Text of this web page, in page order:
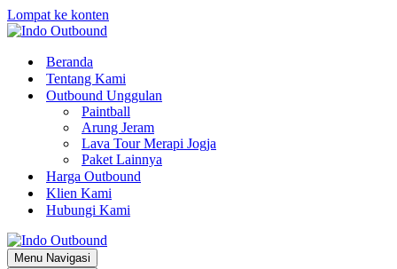
Lompat ke konten
Beranda
Tentang Kami
Outbound Unggulan
Paintball
Arung Jeram
Lava Tour Merapi Jogja
Paket Lainnya
Harga Outbound
Klien Kami
Hubungi Kami
Menu Navigasi